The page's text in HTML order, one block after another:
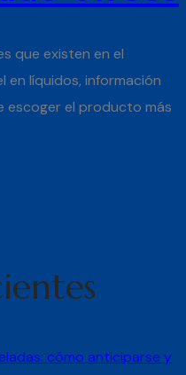
que existen en el
en líquidos, información
escoger el producto más
cómo anticiparse y